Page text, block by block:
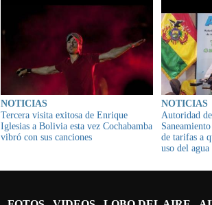
NOTICIAS
Tercera visita exitosa de Enrique
Iglesias a Bolivia esta vez Cochabamba
vibró con sus canciones
NOTICIAS
Autoridad
de tarifas a
uso del agua